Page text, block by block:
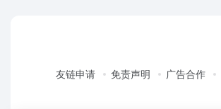
友链申请 免责声明 广告合作